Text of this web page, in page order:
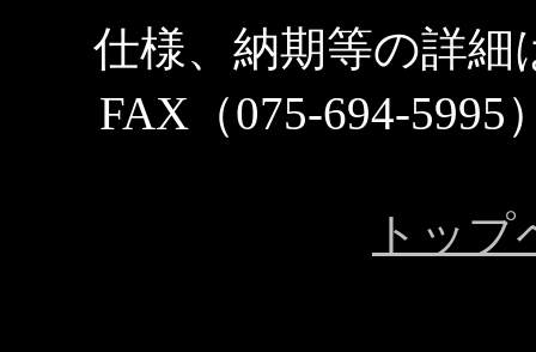
仕様、納期等の詳細
FAX（075-694-
トッ